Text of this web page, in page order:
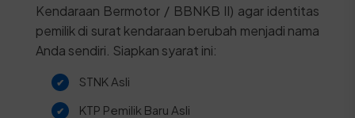
Kendaraan Bermotor / BBNKB II) agar identitas
pemilik di surat kendaraan berubah menjadi nama
Anda sendiri. Siapkan syarat ini:
STNK Asli
KTP Pemilik Baru Asli